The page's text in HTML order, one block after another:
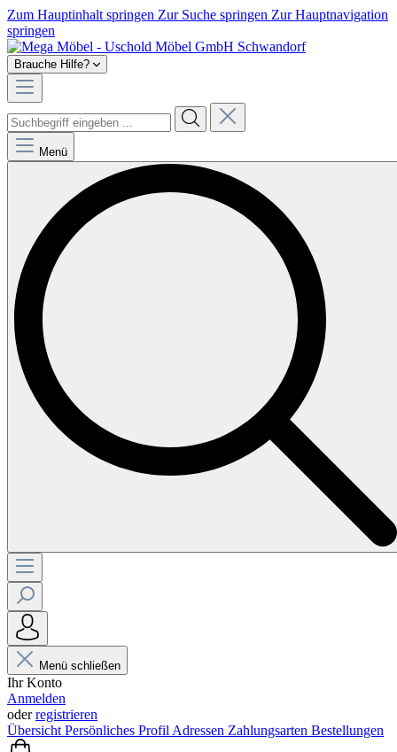
Zum Hauptinhalt springen Zur Suche springen Zur Hauptnavigation
springen
Brauche Hilfe?
Menü
Menü schließen
Ihr Konto
Anmelden
oderregistrieren
Übersicht Persönliches Profil Adressen Zahlungsarten Bestellungen